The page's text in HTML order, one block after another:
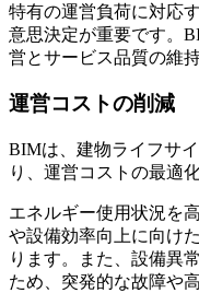
特有の運営負荷に対応
意思決定が重要です。
営とサービス品質の維
運営コストの削減
BIMは、建物ライフサ
り、運営コストの最適
エネルギー使用状況を
や設備効率向上に向け
ります。また、設備異
ため、突発的な故障や